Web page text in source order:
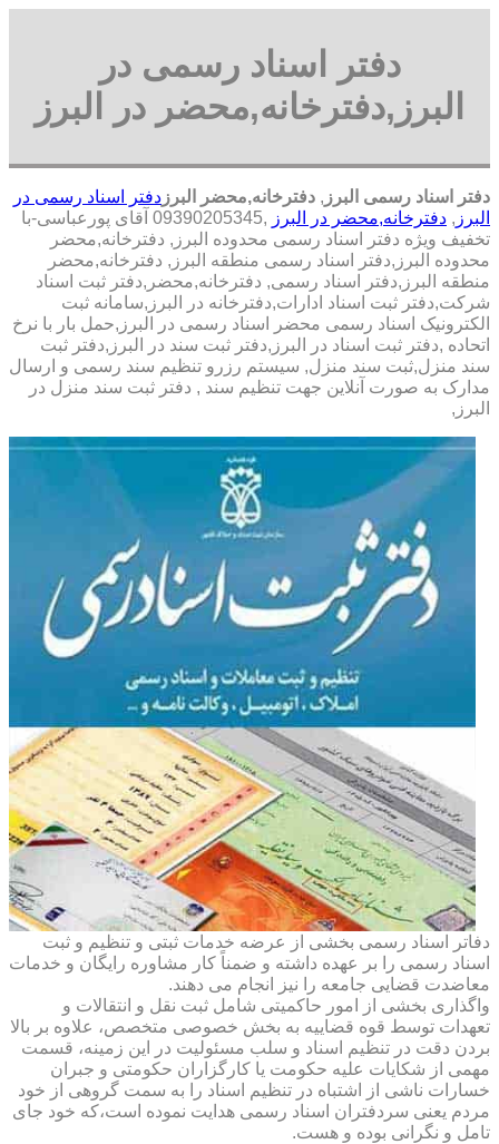
دفتر اسناد رسمی در
البرز,دفترخانه,محضر در البرز
دفتر اسناد رسمی البرز , دفترخانه,محضر البرز دفتر اسناد رسمی در
البرز , دفترخانه,محضر در البرز
,09390205345 آقای پورعباسی-با
تخفيف ويژه دفتر اسناد رسمی محدوده البرز, دفترخانه,محضر
محدوده البرز,دفتر اسناد رسمی منطقه البرز, دفترخانه,محضر
منطقه البرز,دفتر اسناد رسمی, دفترخانه,محضر,دفتر ثبت اسناد
شرکت,دفتر ثبت اسناد ادارات,دفترخانه در البرز,سامانه ثبت
الکترونیک اسناد رسمی محضر اسناد رسمی در البرز,حمل بار با نرخ
اتحاده ,دفتر ثبت اسناد در البرز,دفتر ثبت سند در البرز,دفتر ثبت
سند منزل,ثبت سند منزل, سیستم رزرو تنظیم سند رسمی و ارسال
مدارک به صورت آنلاین جهت تنظیم سند , دفتر ثبت سند منزل در
البرز,
دفاتر اسناد رسمی بخشی از عرضه خدمات ثبتی و تنظیم و ثبت
اسناد رسمی را بر عهده داشته و ضمناً کار مشاوره رایگان و خدمات
معاضدت قضایی جامعه را نیز انجام می دهند.
واگذاری بخشی از امور حاکمیتی شامل ثبت نقل و انتقالات و
تعهدات توسط قوه قضاییه به بخش خصوصی متخصص، علاوه بر بالا
بردن دقت در تنظیم اسناد و سلب مسئولیت در این زمینه، قسمت
مهمی از شکایات علیه حکومت یا کارگزاران حکومتی و جبران
خسارات ناشی از اشتباه در تنظیم اسناد را به سمت گروهی از خود
مردم یعنی سردفتران اسناد رسمی هدایت نموده است،که خود جای
تامل و نگرانی بوده و هست.